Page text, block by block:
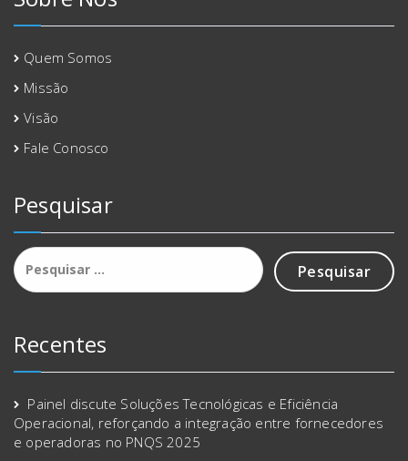
Quem Somos
Missão
Visão
Fale Conosco
Pesquisar
Pesquisar
por:
Recentes
Painel discute Soluções Tecnológicas e Eficiência
Operacional, reforçando a integração entre fornecedores
e operadoras no PNQS 2025